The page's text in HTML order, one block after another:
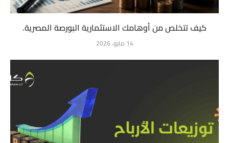
كيف تتخلص من أوهامك الاستثمارية البورصة المصرية.
14 مايو، 2026